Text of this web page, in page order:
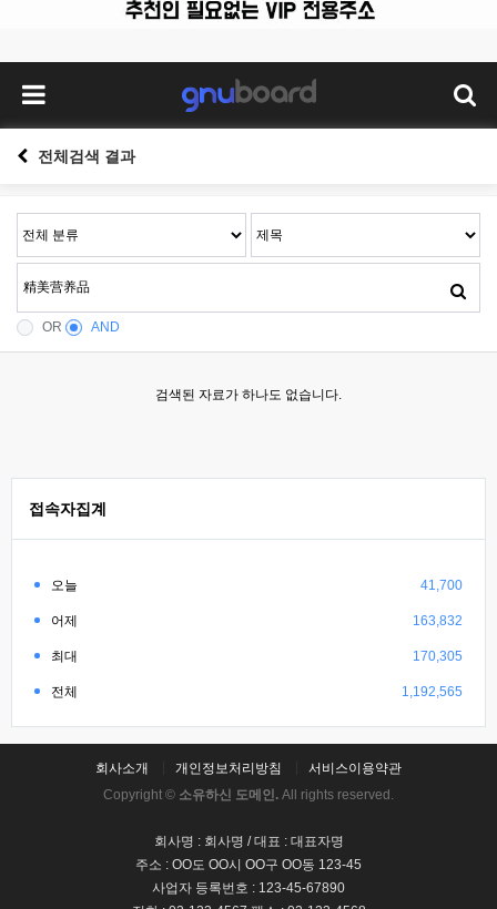
전체검색 결과
OR AND
검색된 자료가 하나도 없습니다.
접속자집계
오늘 41,700
어제 163,832
최대 170,305
전체 1,192,565
회사소개 개인정보처리방침
서비스이용약관
Copyright © 소유하신 도메인. All rights reserved.
회사명 : 회사명 / 대표 : 대표자명
주소 : OO도 OO시 OO구 OO동 123-45
사업자 등록번호 : 123-45-67890